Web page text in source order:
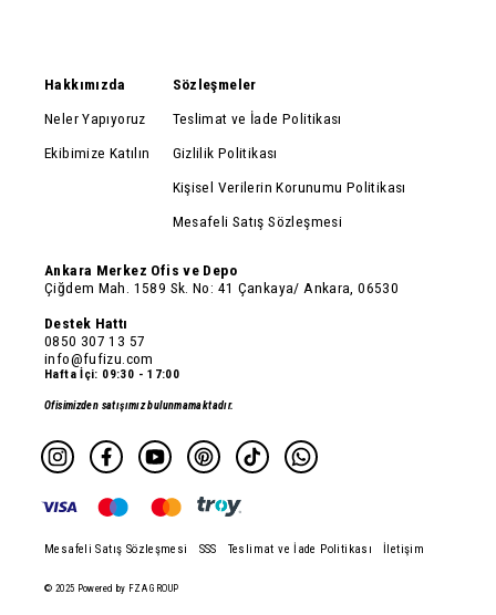
Hakkımızda
Neler Yapıyoruz
Ekibimize Katılın
Sözleşmeler
Teslimat ve İade Politikası
Gizlilik Politikası
Kişisel Verilerin Korunumu Politikası
Mesafeli Satış Sözleşmesi
Ankara Merkez Ofis ve Depo
Çiğdem Mah. 1589 Sk. No: 41 Çankaya/ Ankara, 06530
Destek Hattı
0850 307 13 57
info@fufizu.com
Hafta İçi: 09:30 - 17:00
Ofisimizden satışımız bulunmamaktadır.
© 2025 Powered by FZA GROUP
Mesafeli Satış Sözleşmesi SSS Teslimat ve İade Politikası İletişim